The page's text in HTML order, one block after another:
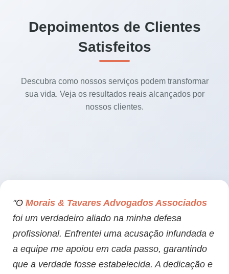
Depoimentos de Clientes
Satisfeitos
Descubra como nossos serviços podem transformar
sua vida. Veja os resultados reais alcançados por
nossos clientes.
"O Morais & Tavares Advogados Associados
foi um verdadeiro aliado na minha defesa
profissional. Enfrentei uma acusação infundada e
a equipe me apoiou em cada passo, garantindo
que a verdade fosse estabelecida. A dedicação e